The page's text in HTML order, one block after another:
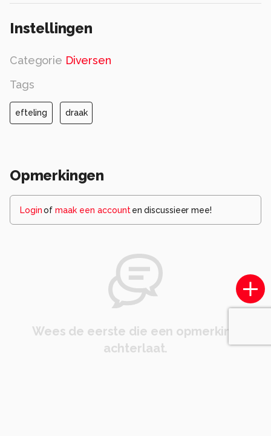
Instellingen
Categorie Diversen
Tags
efteling draak
Opmerkingen
Loginof maak een account en discussieer mee!
Wees de eerste die een opmerking
achterlaat.